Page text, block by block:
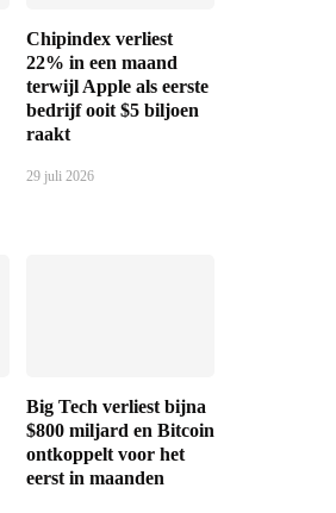
Chipindex verliest
22% in een maand
terwijl Apple als eerste
bedrijf ooit $5 biljoen
raakt
29 juli 2026
Big Tech verliest bijna
$800 miljard en Bitcoin
ontkoppelt voor het
eerst in maanden